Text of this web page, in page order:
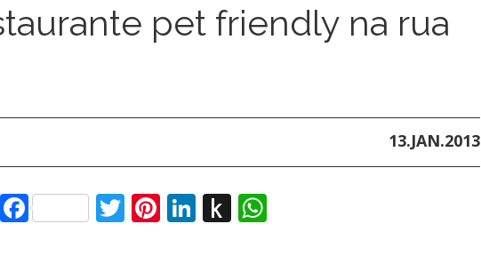
pet friendly na rua
13.JAN.2013
FacebookTwitter
Pinterest
LinkedIn
Push